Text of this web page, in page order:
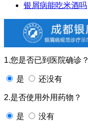
银屑病能吃米酒吗
1.您是否已到医院确诊？
是 还没有
2.是否使用外用药物？
是 没有